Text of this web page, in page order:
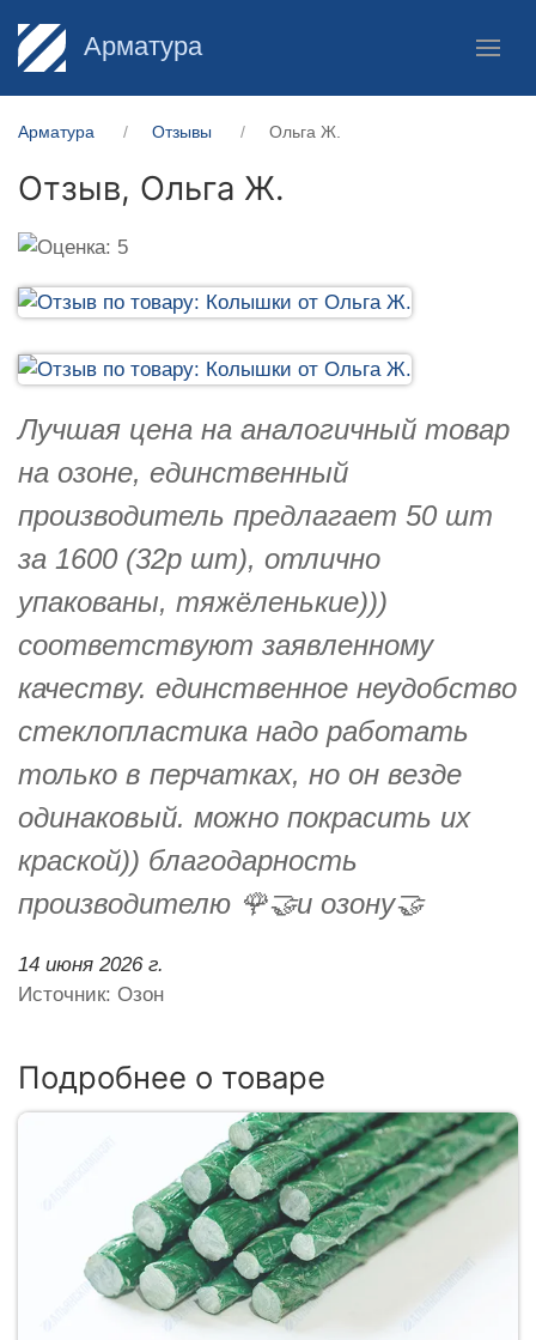
Арматура
Арматура Отзывы Ольга Ж.
Отзыв, Ольга Ж.
Лучшая цена на аналогичный товар
на озоне, единственный
производитель предлагает 50 шт
за 1600 (32р шт), отлично
упакованы, тяжёленькие)))
соответствуют заявленному
качеству. единственное неудобство
стеклопластика надо работать
только в перчатках, но он везде
одинаковый. можно покрасить их
краской)) благодарность
производителю 🌹🤝и озону🤝
14 июня 2026 г.
Источник: Озон
Подробнее о товаре